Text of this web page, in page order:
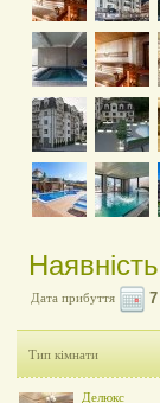
Дата прибуття
Тип кімнати
Делюкс